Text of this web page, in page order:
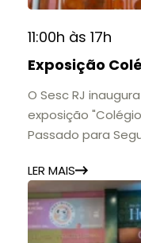
11:00h às 17h
Exposição
O Sesc RJ
exposição
Passado para
importantes
Friburgo e do Brasil.
A mostra convida
do Colégio
LER MAIS